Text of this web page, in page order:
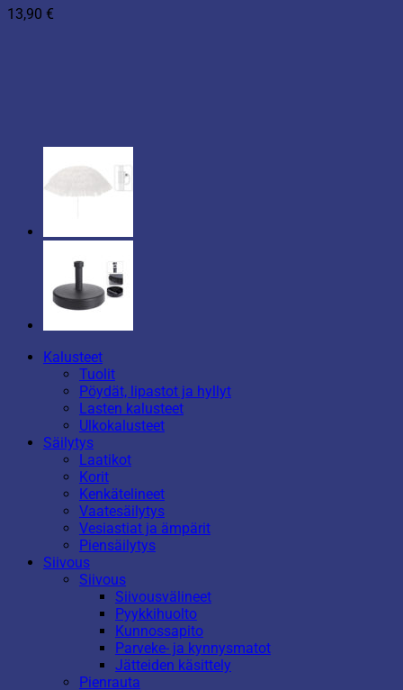
13,90 €
Kalusteet
Tuolit
Pöydät, lipastot ja hyllyt
Lasten kalusteet
Ulkokalusteet
Säilytys
Laatikot
Korit
Kenkätelineet
Vaatesäilytys
Vesiastiat ja ämpärit
Piensäilytys
Siivous
Siivous
Siivousvälineet
Pyykkihuolto
Kunnossapito
Parveke- ja kynnysmatot
Jätteiden käsittely
Pienrauta